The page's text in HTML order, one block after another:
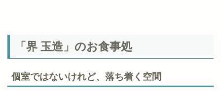
「界 玉造」のお食事処
個室ではないけれど、落ち着く空間